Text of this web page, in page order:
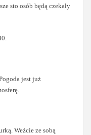
sto osób będą czekały
jest już
Weźcie ze sobą